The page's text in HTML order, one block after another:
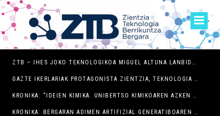
ZTB – IHES JOKO TEKNOLOGIKOA MIGUEL ALTUNA LANBIDE HEZIKETA ZENTROAN
GAZTE IKERLARIAK PROTAGONISTA ZIENTZIA, TEKNOLOGIA ETA BERRIKUNTZAREN ASTEAN BERGARAN
KRONIKA: “IDEIEN KIMIKA. UNIBERTSO KIMIKOAREN AZKEN MUGA” HITZALDIA
KRONIKA: BERGARAN ADIMEN ARTIFIZIAL GENERATIBOAREN AUKERAK NEGOZIO TXIKIENTZAT